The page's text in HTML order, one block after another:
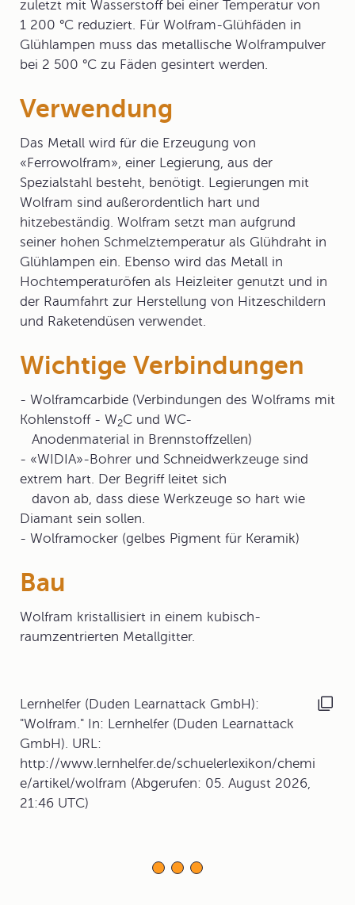
zuletzt mit Wasserstoff bei einer Temperatur von
1 200 °C reduziert. Für Wolfram-Glühfäden in
Glühlampen muss das metallische Wolframpulver
bei 2 500 °C zu Fäden gesintert werden.
Verwendung
Das Metall wird für die Erzeugung von
«Ferrowolfram», einer Legierung, aus der
Spezialstahl besteht, benötigt. Legierungen mit
Wolfram sind außerordentlich hart und
hitzebeständig. Wolfram setzt man aufgrund
seiner hohen Schmelztemperatur als Glühdraht in
Glühlampen ein. Ebenso wird das Metall in
Hochtemperaturöfen als Heizleiter genutzt und in
der Raumfahrt zur Herstellung von Hitzeschildern
und Raketendüsen verwendet.
Wichtige Verbindungen
- Wolframcarbide (Verbindungen des Wolframs mit
Kohlenstoff - W2C und WC-
Anodenmaterial in Brennstoffzellen)
- «WIDIA»-Bohrer und Schneidwerkzeuge sind
extrem hart. Der Begriff leitet sich
davon ab, dass diese Werkzeuge so hart wie
Diamant sein sollen.
- Wolframocker (gelbes Pigment für Keramik)
Bau
Wolfram kristallisiert in einem kubisch-
raumzentrierten Metallgitter.
Lernhelfer (Duden Learnattack GmbH):
"Wolfram." In: Lernhelfer (Duden Learnattack
GmbH). URL:
http://www.lernhelfer.de/schuelerlexikon/chemi
e/artikel/wolfram (Abgerufen: 05. August 2026,
21:46 UTC)